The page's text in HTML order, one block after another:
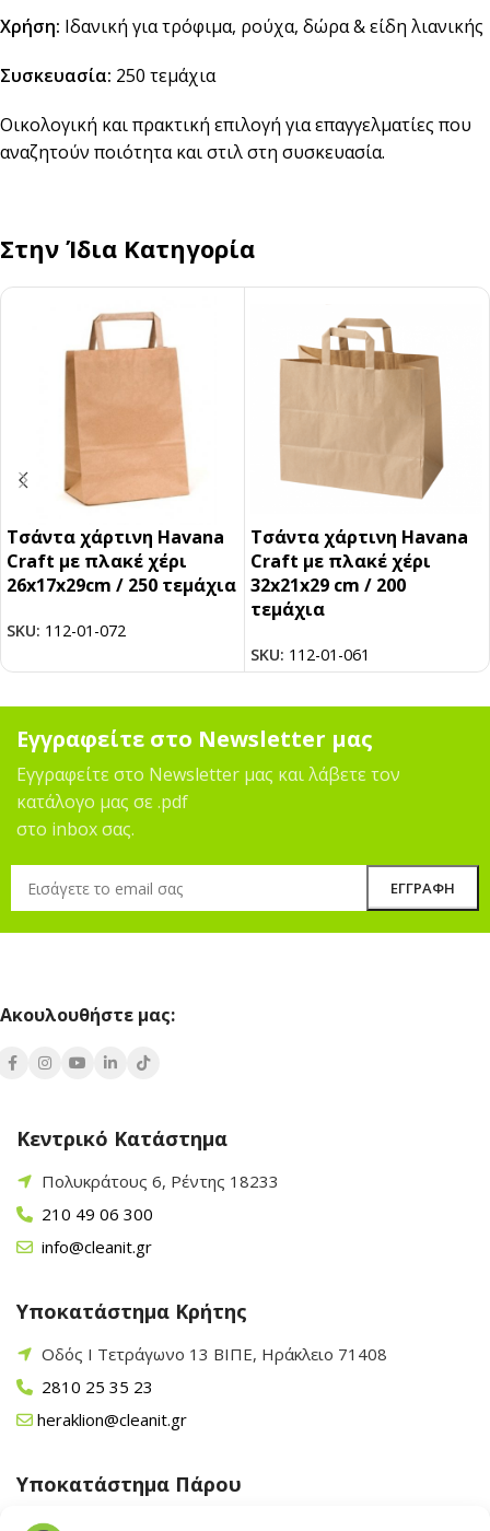
Χρήση: Ιδανική για τρόφιμα, ρούχα, δώρα & είδη λιανικής
Συσκευασία: 250 τεμάχια
Οικολογική και πρακτική επιλογή για επαγγελματίες που
αναζητούν ποιότητα και στιλ στη συσκευασία.
Στην Ίδια Κατηγορία
Τσάντα χάρτινη Havana
Craft με πλακέ χέρι
26x17x29cm / 250 τεμάχια
SKU: 112-01-072
Τσάντα χάρτινη Havana
Craft με πλακέ χέρι
32x21x29 cm / 200
τεμάχια
SKU: 112-01-061
Εγγραφείτε στο Newsletter μας
Εγγραφείτε στο Newsletter μας και λάβετε τον
κατάλογο μας σε .pdf
στο inbox σας.
Ακουλουθήστε μας:
Κεντρικό Κατάστημα
Πολυκράτους 6, Ρέντης 18233
210 49 06 300
info@cleanit.gr
Υποκατάστημα Κρήτης
Οδός Ι Τετράγωνο 13 ΒΙΠΕ, Ηράκλειο 71408
2810 25 35 23
heraklion@cleanit.gr
Υποκατάστημα Πάρου